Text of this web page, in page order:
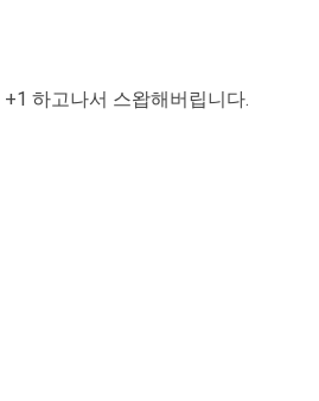
하고나서 스왑해버립니다.